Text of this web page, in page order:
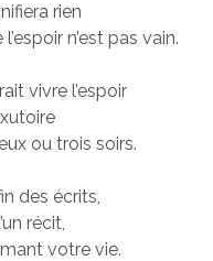
rien
n’est pas vain.
vivre l’espoir
ou trois soirs.
des écrits,
récit,
votre vie.